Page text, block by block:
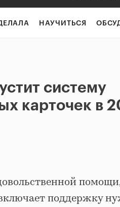
НАУЧИТЬСЯ
систему
карточек в
поддержку